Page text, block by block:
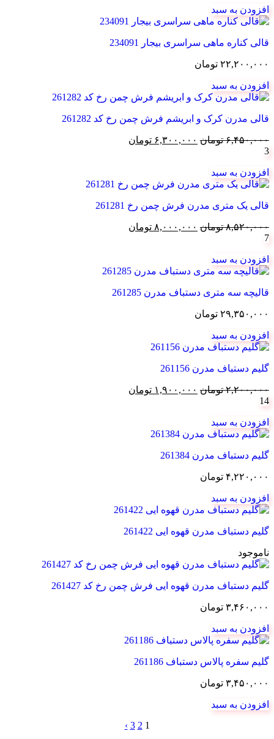
افزودن به سبد
قالی کناره ماهی سراسری بیجار 234091
۲۲,۲۰۰,۰۰۰ تومان
افزودن به سبد
قالی مدرن کرک و ابریشم فرش چمن رخ کد 261282
۶,۴۵۰,۰۰۰ تومان قیمت
۶,۳۰۰,۰۰۰ تومان
3
افزودن به سبد
قالی یک متری مدرن فرش چمن رخ 261281
۸,۵۲۰,۰۰۰ تومان قیمت
۸,۰۰۰,۰۰۰ تومان
7
افزودن به سبد
قالیچه سه متری دستباف مدرن 261285
۲۹,۳۵۰,۰۰۰ تومان
افزودن به سبد
گلیم دستباف مدرن 261156
۲,۲۰۰,۰۰۰ تومان قیمت
۱,۹۰۰,۰۰۰ تومان
14
افزودن به سبد
گلیم دستباف مدرن 261384
۴,۲۲۰,۰۰۰ تومان
افزودن به سبد
گلیم دستباف مدرن قهوه ایی 261422
ناموجود
گلیم دستباف مدرن قهوه ایی فرش چمن رخ کد 261427
۳,۴۶۰,۰۰۰ تومان
افزودن به سبد
گلیم سفره پالاس دستباف 261186
۳,۴۵۰,۰۰۰ تومان
افزودن به سبد
1
2
3
›